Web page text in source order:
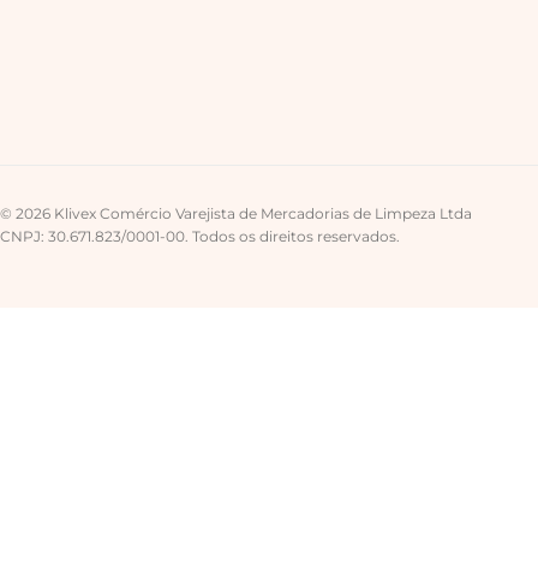
© 2026 Klivex Comércio Varejista de Mercadorias de Limpeza Ltda
CNPJ: 30.671.823/0001-00. Todos os direitos reservados.